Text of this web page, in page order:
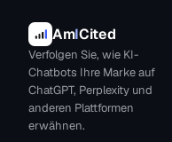
AmICited
Verfolgen Sie, wie KI-
Chatbots Ihre Marke auf
ChatGPT, Perplexity und
anderen Plattformen
erwähnen.